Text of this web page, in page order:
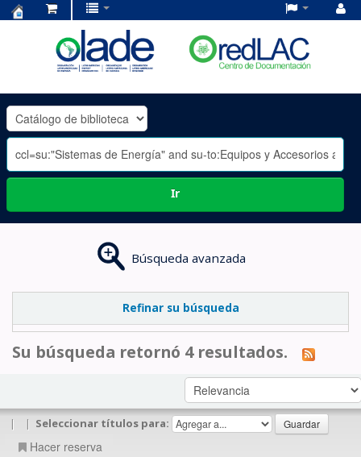
OLADE
-
Ir
Búsqueda avanzada
Refinar su búsqueda
Su búsqueda retornó 4 resultados.
| | Seleccionar títulos para:
Hacer reserva